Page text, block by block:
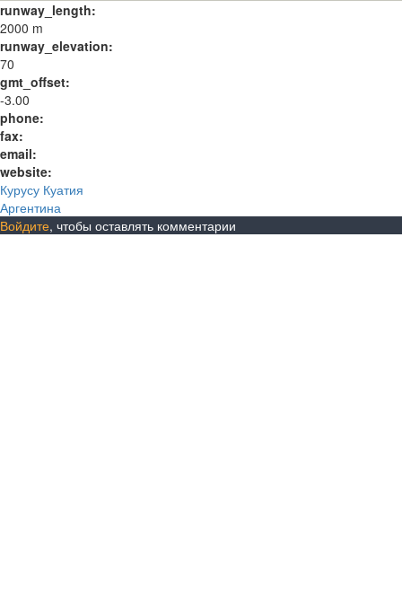
runway_length:
2000 m
runway_elevation:
70
gmt_offset:
-3.00
phone:
fax:
email:
website:
Курусу Куатия
Аргентина
Войдите, чтобы оставлять комментарии